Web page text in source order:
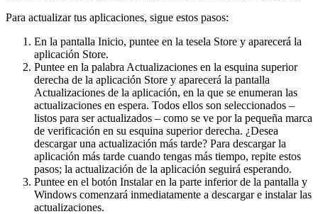
Para actualizar tus aplicaciones, sigue estos pasos:
En la pantalla Inicio, puntee en la tesela Store y aparecerá la
aplicación Store.
Puntee en la palabra Actualizaciones en la esquina superior
derecha de la aplicación Store y aparecerá la pantalla
Actualizaciones de la aplicación, en la que se enumeran las
actualizaciones en espera. Todos ellos son seleccionados –
listos para ser actualizados – como se ve por la pequeña marca
de verificación en su esquina superior derecha. ¿Desea
descargar una actualización más tarde? Para descargar la
aplicación más tarde cuando tengas más tiempo, repite estos
pasos; la actualización de la aplicación seguirá esperando.
Puntee en el botón Instalar en la parte inferior de la pantalla y
Windows comenzará inmediatamente a descargar e instalar las
actualizaciones.